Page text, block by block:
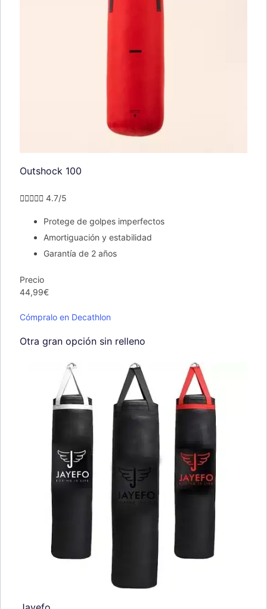
Outshock 100
 4.7/5
Protege de golpes imperfectos
Amortiguación y estabilidad
Garantía de 2 años
Precio
44,99€
Cómpralo en Decathlon
Otra gran opción sin relleno